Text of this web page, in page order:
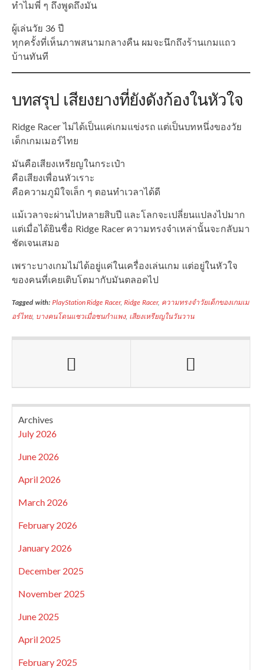
ทำไมพี่ ๆ ถึงพูดถึงมัน
ผู้เล่นวัย 36 ปี
ทุกครั้งที่เห็นภาพสนามกลางคืน ผมจะนึกถึงร้านเกมแถว
บ้านทันที
บทสรุป เสียงยางที่ยังดังก้องในหัวใจ
Ridge Racer ไม่ได้เป็นแค่เกมแข่งรถ แต่เป็นบทหนึ่งของวัย
เด็กเกมเมอร์ไทย
มันคือเสียงเหรียญในกระเป๋า
คือเสียงเพื่อนหัวเราะ
คือความภูมิใจเล็ก ๆ ตอนทำเวลาได้ดี
แม้เวลาจะผ่านไปหลายสิบปี และโลกจะเปลี่ยนแปลงไปมาก
แต่เมื่อได้ยินชื่อ Ridge Racer ความทรงจำเหล่านั้นจะกลับมา
ชัดเจนเสมอ
เพราะบางเกมไม่ได้อยู่แค่ในเครื่องเล่นเกม แต่อยู่ในหัวใจ
ของคนที่เคยเติบโตมากับมันตลอดไป
Tagged with: PlayStation Ridge Racer,Ridge Racer, ความทรงจำวัยเด็กของเกมเม
อร์ไทย, บางคนโดนแซวเมื่อชนกำแพง, เสียงเหรียญในวันวาน
Archives
July 2026
June 2026
April 2026
March 2026
February 2026
January 2026
December 2025
November 2025
June 2025
April 2025
February 2025